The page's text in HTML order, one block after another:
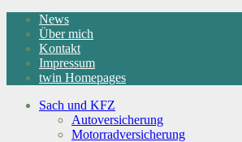
News
Über mich
Kontakt
Impressum
twin Homepages
Sach und KFZ
Autoversicherung
Motorradversicherung